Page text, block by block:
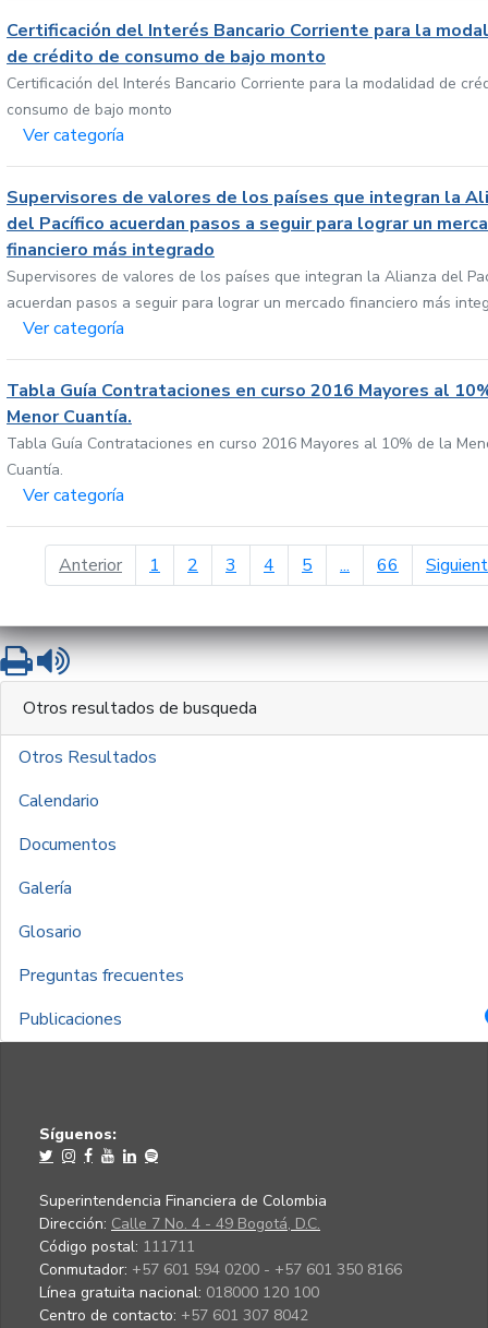
Certificación del Interés Bancario Corriente para la
de crédito de consumo de bajo monto
Certificación del Interés Bancario Corriente para la modalidad de
consumo de bajo monto
Ver categoría
Supervisores de valores de los países que integran la
del Pacífico acuerdan pasos a seguir para lograr un
financiero más integrado
Supervisores de valores de los países que integran la Alianza del
acuerdan pasos a seguir para lograr un mercado financiero más
Ver categoría
Tabla Guía Contrataciones en curso 2016 Mayores al
Menor Cuantía.
Tabla Guía Contrataciones en curso 2016 Mayores al 10% de la
Cuantía.
Ver categoría
Anteriorpágina anterior
1 2 3 4 5 ... 66
ImprimirLeer contenido
Otros resultados de busqueda
Otros Resultados
Calendario
Documentos
Galería
Glosario
Preguntas frecuentes
Publicaciones
Síguenos:
Superintendencia Financiera de Colombia
Dirección: Calle 7 No. 4 - 49 Bogotá, D.C.
Código postal: 111711
Conmutador: +57 601 594 0200 - +57 601 350 8166
Línea gratuita nacional: 018000 120 100
Centro de contacto: +57 601 307 8042